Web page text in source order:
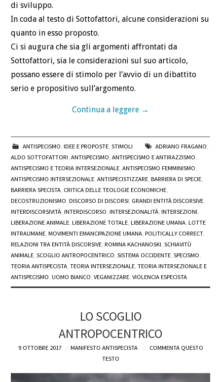
di sviluppo.
In coda al testo di Sottofattori, alcune considerazioni su
quanto in esso proposto.
Ci si augura che sia gli argomenti affrontati da
Sottofattori, sia le considerazioni sul suo articolo,
possano essere di stimolo per l’avvio di un dibattito
serio e propositivo sull’argomento.
Continua a leggere →
ANTISPECISMO, IDEE E PROPOSTE, STIMOLI ADRIANO FRAGANO,
ALDO SOTTOFATTORI,ANTISPECISMO,ANTISPECISMO E ANTIRAZZISMO,
ANTISPECISMO E TEORIA INTERSEZIONALE,ANTISPECISMO FEMMINISMO,
ANTISPECISMO INTERSEZIONALE,ANTISPECISTIZZARE,BARRIERA DI SPECIE,
BARRIERA SPECISTA, CRITICA DELLE TEOLOGIE ECONOMICHE,
DECOSTRUZIONISMO,DISCORSO DI DISCORSI, GRANDI ENTITÀ DISCORSIVE,
INTERDISCORSIVITÀ,INTERDISCORSO,INTERSEZIONALITÀ,INTERSEZIONI,
LIBERAZIONE ANIMALE,LIBERAZIONE TOTALE,LIBERAZIONE UMANA,LOTTE
INTRAUMANE,MOVIMENTI EMANCIPAZIONE UMANA,POLITICALLY CORRECT,
RELAZIONI TRA ENTITÀ DISCORSIVE,ROMINA KACHANOSKI,SCHIAVITÙ
ANIMALE,SCOGLIO ANTROPOCENTRICO,SISTEMA OCCIDENTE,SPECISMO,
TEORIA ANTISPECISTA,TEORIA INTERSEZIONALE,TEORIA INTERSEZIONALE E
ANTISPECISMO,UOMO BIANCO,VEGANIZZARE,VIOLENCIA ESPECISTA
LO SCOGLIO
ANTROPOCENTRICO
9 OTTOBRE 2017 MANIFESTO ANTISPECISTA
COMMENTA QUESTO
TESTO